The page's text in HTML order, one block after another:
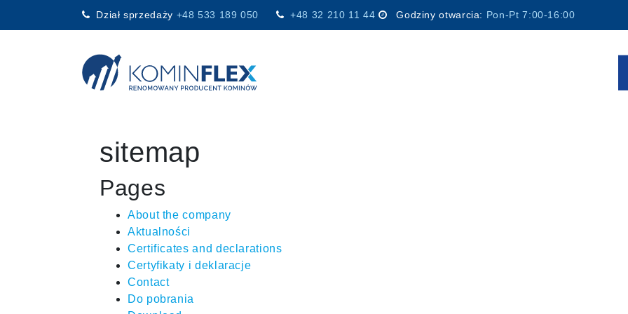
Dział sprzedaży +48 533 189 050 +48 32 210 11 44 Godziny otwarcia: Pon-Pt 7:00-16:00
Main Navigation
sitemap
Pages
About the company
Aktualności
Certificates and declarations
Certyfikaty i deklaracje
Contact
Do pobrania